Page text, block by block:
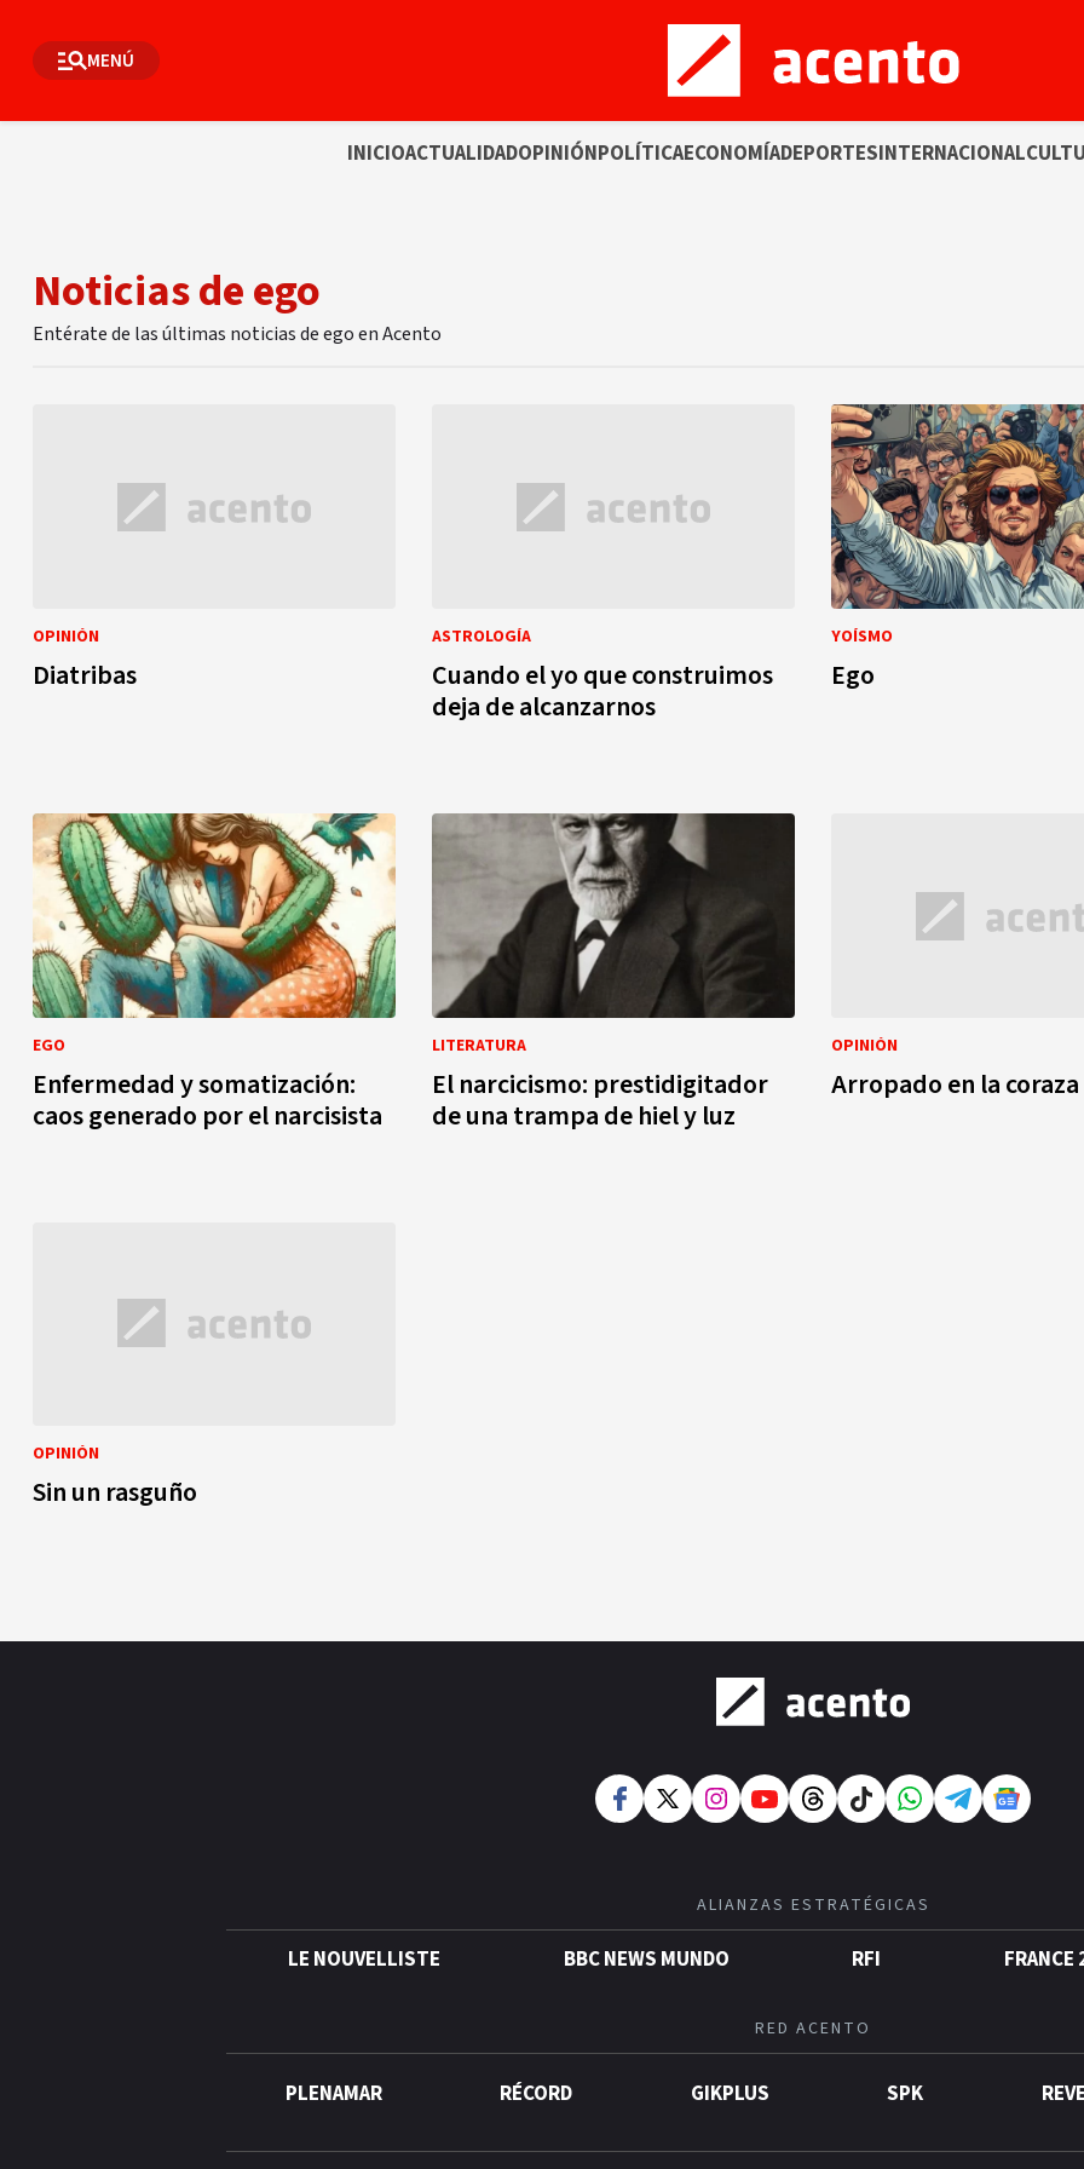
MENÚ
INICIOACTUALIDADOPINIÓNPOLÍTICAECONOMÍADEPORTESINTERNACIONAL
Noticias de ego
Entérate de las últimas noticias de ego en Acento
OPINIÓN
Diatribas
ASTROLOGÍA
Cuando el yo que construimos
deja de alcanzarnos
YOÍSMO
Ego
EGO
Enfermedad y somatización:
caos generado por el narcisista
LITERATURA
El narcicismo: prestidigitador
de una trampa de hiel y luz
OPINIÓN
Arropado en la
OPINIÓN
Sin un rasguño
ALIANZAS ESTRATÉGICAS
LE NOUVELLISTE BBC NEWS MUNDO RFI FRANCE
RED ACENTO
PLENAMAR RÉCORD GIKPLUS SPK